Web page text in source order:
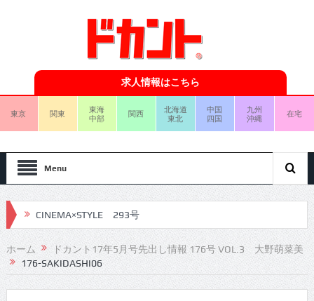
求人情報はこちら
東京 関東
東海
中部
関西
北海道
東北
中国
四国
九州
沖縄
在宅
Menu
CINEMA×STYLE 293号
CINEMA×STYLE 292号
CINEMA×STYLE 291号
ホーム
ドカント17年5月号先出し情報 176号 VOL.3 大野萌菜美
176-SAKIDASHI06